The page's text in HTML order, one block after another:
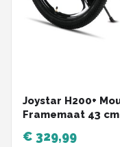
Joystar H200+
Framemaat 43
€ 329,99